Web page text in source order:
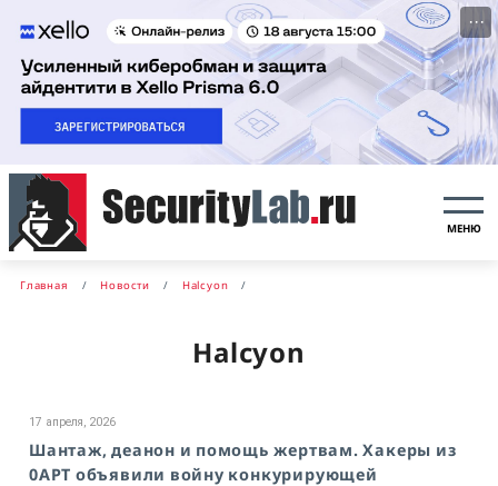
···
МЕНЮ
Главная Новости Halcyon
Halcyon
17 апреля, 2026
Шантаж, деанон и помощь жертвам. Хакеры из
0APT объявили войну конкурирующей